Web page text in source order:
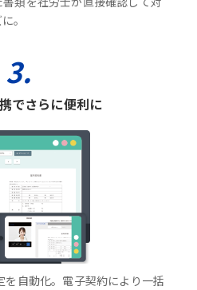
。
3.
でさらに便利に
を自動化。電子契約により一括